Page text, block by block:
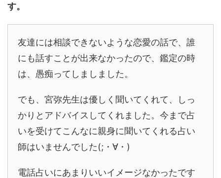
す。
友達には相談できないような恋愛の話で、誰
にも話すことが出来なかったので、鑑定の時
は、愚痴ってしましました。
でも、宮弥先生は優しく聞いてくれて、しっ
かりとアドバイスしてくれました。今まで占
いを受けてこんなに親身に聞いてくれる占い
師はいませんでした(;・∀・)
電話占いにあまりいいイメージなかったです